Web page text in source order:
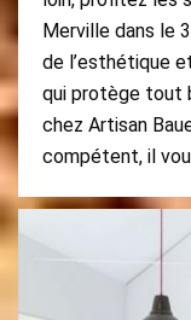
Merville dans le
de l’esthétique
qui protège tout
chez Artisan
compétent, il